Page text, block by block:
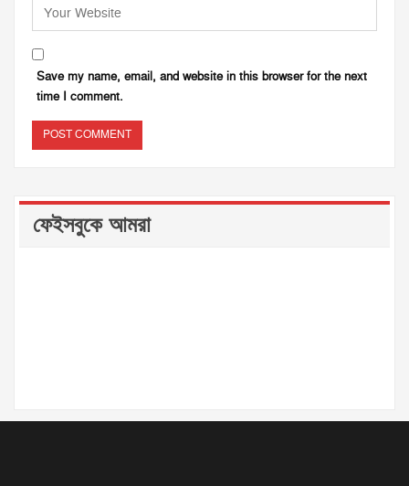
Save my name, email, and website in this browser for the next
time I comment.
ফেইসবুকে আমরা